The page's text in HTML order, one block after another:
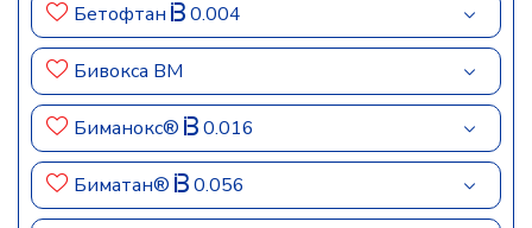
Бетофтан 0.004
Бивокса ВМ
Биманокс® 0.016
Биматан® 0.056